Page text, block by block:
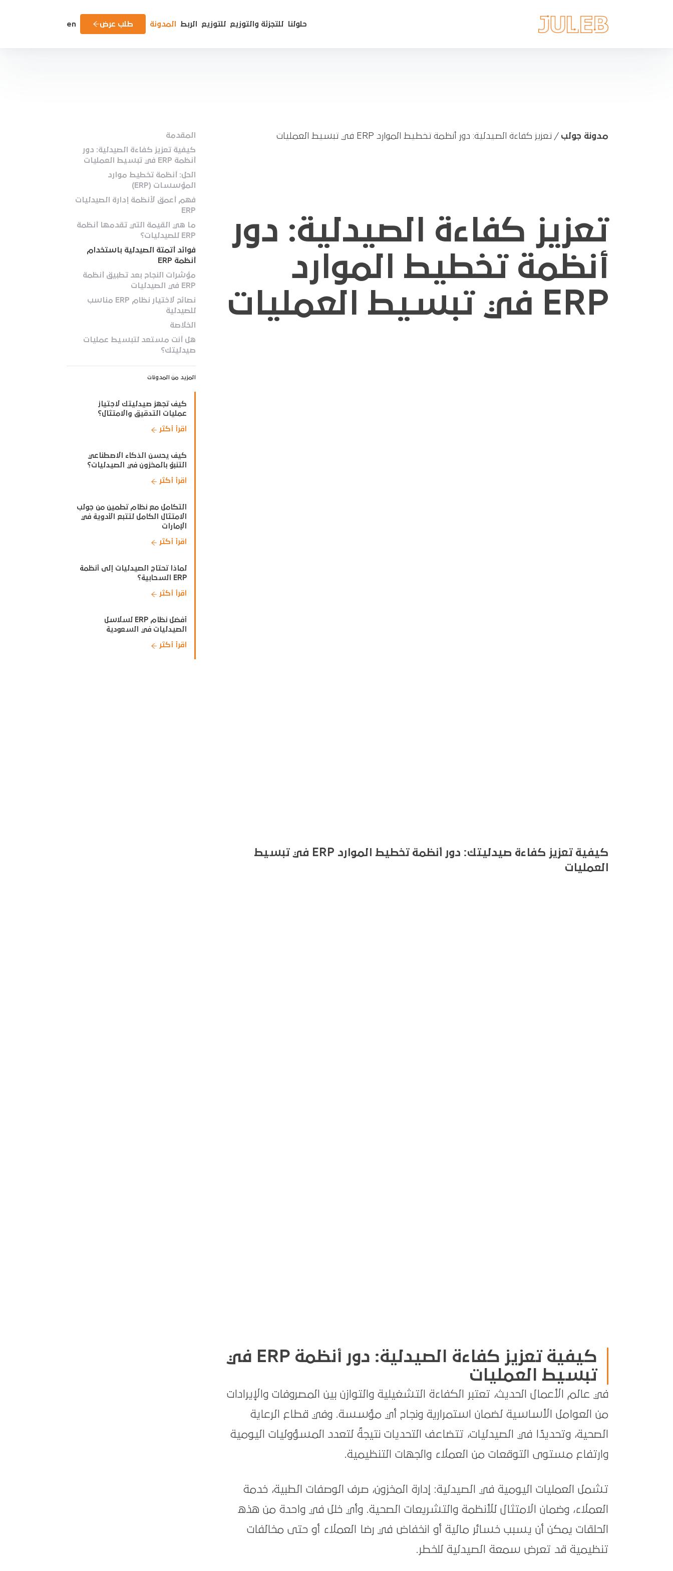
حلولنا للتجزئة والتوزيع للتوزيع الربط المدونة طلب عرض en
مدونة جولب / تعزيز كفاءة الصيدلية: دور أنظمة تخطيط الموارد ERP في تبسيط العمليات
تعزيز كفاءة الصيدلية: دور
أنظمة تخطيط الموارد
ERP في تبسيط العمليات
كيفية تعزيز كفاءة صيدليتك: دور أنظمة تخطيط الموارد ERP في تبسيط
العمليات
كيفية تعزيز كفاءة الصيدلية: دور أنظمة ERP في
تبسيط العمليات
في عالم الأعمال الحديث، تعتبر الكفاءة التشغيلية والتوازن بين المصروفات والإيرادات
من العوامل الأساسية لضمان استمرارية ونجاح أي مؤسسة. وفي قطاع الرعاية
الصحية، وتحديدًا في الصيدليات، تتضاعف التحديات نتيجةً لتعدد المسؤوليات اليومية
وارتفاع مستوى التوقعات من العملاء والجهات التنظيمية.
تشمل العمليات اليومية في الصيدلية: إدارة المخزون، صرف الوصفات الطبية، خدمة
العملاء، وضمان الامتثال للأنظمة والتشريعات الصحية. وأي خلل في واحدة من هذه
الحلقات يمكن أن يسبب خسائر مالية أو انخفاض في رضا العملاء أو حتى مخالفات
تنظيمية قد تعرض سمعة الصيدلية للخطر.
المقدمة
كيفية تعزيز كفاءة الصيدلية: دور
أنظمة ERP في تبسيط العمليات
الحل: أنظمة تخطيط موارد
المؤسسات (ERP)
فهم أعمق لأنظمة إدارة الصيدليات
ERP
ما هي القيمة التي تقدمها أنظمة
ERP للصيدليات؟
فوائد أتمتة الصيدلية باستخدام
أنظمة ERP
مؤشرات النجاح بعد تطبيق أنظمة
ERP في الصيدليات
نصائح لاختيار نظام ERP مناسب
للصيدلية
الخلاصة
هل أنت مستعد لتبسيط عمليات
صيدليتك؟
المزيد من المدونات
كيف تجهز صيدليتك لاجتياز
عمليات التدقيق والامتثال؟
اقرأ أكثر
كيف يحسن الذكاء الاصطناعي
التنبؤ بالمخزون في الصيدليات؟
اقرأ أكثر
التكامل مع نظام تطمين من جولب
الامتثال الكامل لتتبع الأدوية في
الإمارات
اقرأ أكثر
لماذا تحتاج الصيدليات إلى أنظمة
ERP السحابية؟
اقرأ أكثر
أفضل نظام ERP لسلاسل
الصيدليات في السعودية
اقرأ أكثر